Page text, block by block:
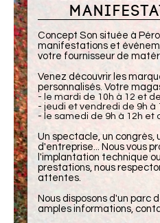
Concept Son située à
manifestations et
votre fournisseur de
Venez découvrir les
personnalisés. Votre
- le mardi de 10h à 12 et
- jeudi et vendredi de 9h à
- le samedi de 9h à 12h et
Un spectacle, un congrès,
d'entreprise... Nous vous
l'implantation technique
prestations, nous
attentes.
Nous disposons d'un parc
amples informations,